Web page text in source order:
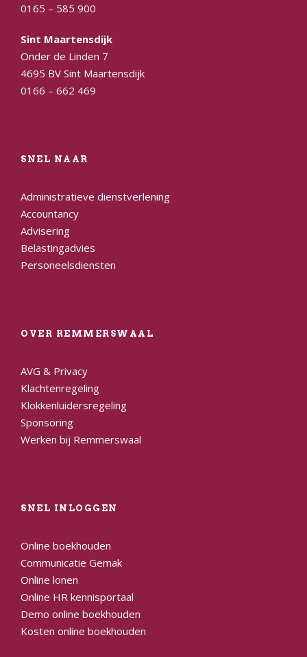
0165 – 585 900
Sint Maartensdijk
Onder de Linden 7
4695 BV Sint Maartensdijk
0166 – 662 469
SNEL NAAR
Administratieve dienstverlening
Accountancy
Advisering
Belastingadvies
Personeelsdiensten
OVER REMMERSWAAL
AVG & Privacy
Klachtenregeling
Klokkenluidersregeling
Sponsoring
Werken bij Remmerswaal
SNEL INLOGGEN
Online boekhouden
Communicatie Gemak
Online lonen
Online HR kennisportaal
Demo online boekhouden
Kosten online boekhouden